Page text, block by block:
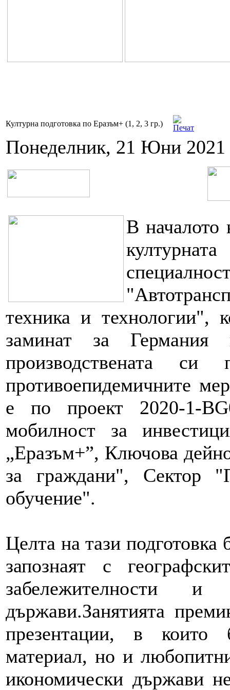
Културна подготовка по Еразъм+ (1, 2, 3 гр.)
Понеделник, 21 Юни 2021
В
техника и технологии",
заминат за
производствената
противоепидемичните
е по проект 2020-1-
мобилност за
„Еразъм+”, Ключова
за граждани", Сектор
обучение".
Целта на тази подготовка
запознаят с
държави.Занятията
презентации, в които
материал, но и
икономически държави